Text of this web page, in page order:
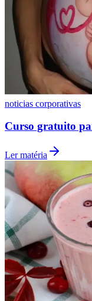
Fluminense
noticias corporativas
Curso gratuito
Ler matéria